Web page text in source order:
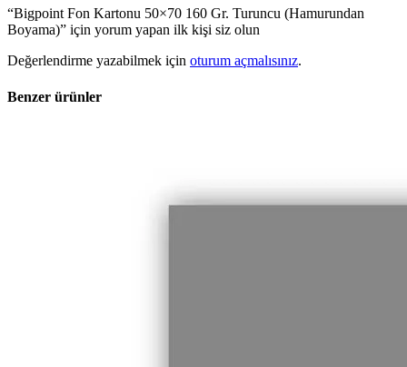
“Bigpoint Fon Kartonu 50×70 160 Gr. Turuncu (Hamurundan
Boyama)” için yorum yapan ilk kişi siz olun
Değerlendirme yazabilmek için oturum açmalısınız.
Benzer ürünler